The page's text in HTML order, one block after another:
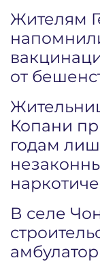
Жителям
от
Копани
годам
В селе